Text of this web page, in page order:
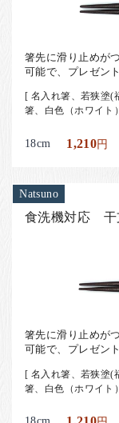
箸先に滑り止めが
可能で、プレゼン
[ 名入れ箸、若狭塗(
箸、白色（ホワイト
18cm 1,210円
Natsuno
食洗機対応
箸先に滑り止めが
可能で、プレゼン
[ 名入れ箸、若狭塗(
箸、白色（ホワイト